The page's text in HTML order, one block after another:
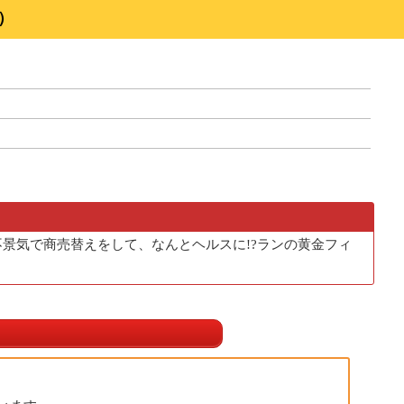
気で商売替えをして、なんとヘルスに!?ランの黄金フィ